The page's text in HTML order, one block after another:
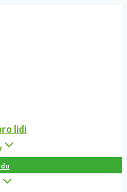
lidi